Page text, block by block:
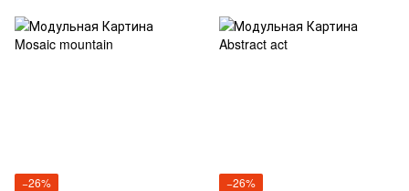
−26% −26%